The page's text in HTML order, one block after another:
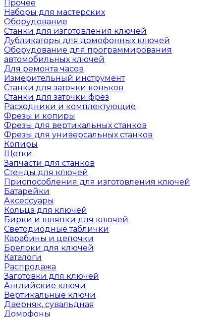
Прочее
Наборы для мастерских
Оборудование
Станки для изготовления ключей
Дубликаторы для домофонных ключей
Оборудование для программирования
автомобильных ключей
Для ремонта часов
Измерительный инструмент
Станки для заточки коньков
Станки для заточки фрез
Расходники и комплектующие
Фрезы и копиры
Фрезы для вертикальных станков
Фрезы для универсальных станков
Копиры
Щетки
Запчасти для станков
Стенды для ключей
Приспособления для изготовления ключей
Батарейки
Аксессуары
Кольца для ключей
Бирки и шляпки для ключей
Светодиодные таблички
Карабины и цепочки
Брелоки для ключей
Каталоги
Распродажа
Заготовки для ключей
Английские ключи
Вертикальные ключи
Дверняк, сувальдная
Домофоны